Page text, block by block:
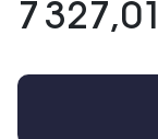
7